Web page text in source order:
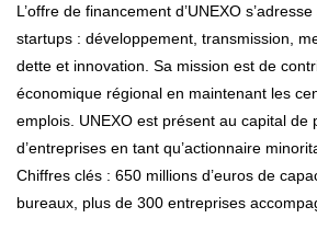
L’offre de financement d’UNEXO
startups : développement, transmission,
dette et innovation. Sa mission est de
économique régional en maintenant les
emplois. UNEXO est présent au capital de
d’entreprises en tant qu’actionnaire
Chiffres clés : 650 millions d’euros de
bureaux, plus de 300 entreprises